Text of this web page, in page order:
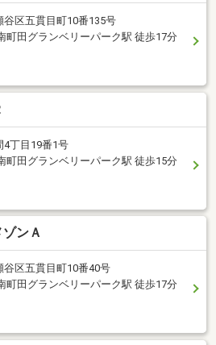
区五貫目町10番135号
町田グランベリーパーク駅 徒歩17分
4丁目19番1号
町田グランベリーパーク駅 徒歩15分
ンＡ
谷区五貫目町10番40号
町田グランベリーパーク駅 徒歩17分